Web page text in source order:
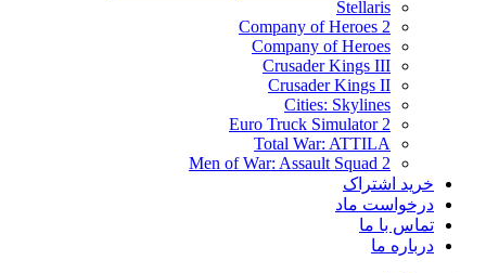
Stellaris
Company of Heroes 2
Company of Heroes
Crusader Kings III
Crusader Kings II
Cities: Skylines
Euro Truck Simulator 2
Total War: ATTILA
Men of War: Assault Squad 2
خرید اشتراک
درخواست ماد
تماس با ما
درباره ما